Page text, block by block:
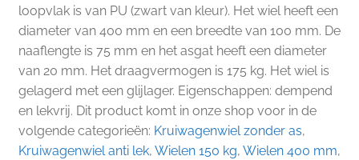
loopvlak is van PU (zwart van kleur). Het wiel heeft een
diameter van 400 mm en een breedte van 100 mm. De
naaflengte is 75 mm en het asgat heeft een diameter
van 20 mm. Het draagvermogen is 175 kg. Het wiel is
gelagerd met een glijlager. Eigenschappen: dempend
en lekvrij. Dit product komt in onze shop voor in de
volgende categorieën: Kruiwagenwiel zonder as,
Kruiwagenwiel anti lek, Wielen 150 kg, Wielen 400 mm,